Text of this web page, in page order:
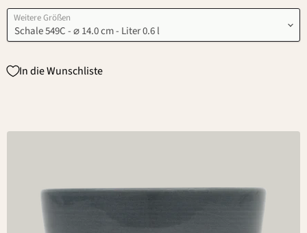
Weitere Größen
In die Wunschliste